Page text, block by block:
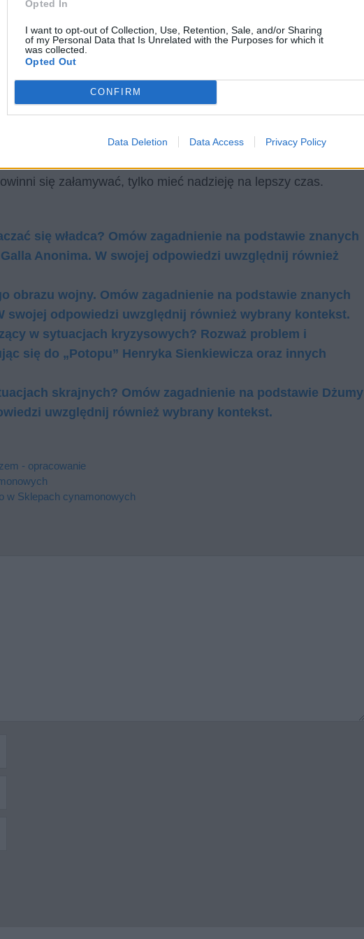
Opted In
I want to opt-out of Collection, Use, Retention, Sale, and/or Sharing
of my Personal Data that Is Unrelated with the Purposes for which it
was collected.
Opted Out
CONFIRM
Data Deletion Data Access Privacy Policy
był postacią tak kryształową i jednoznacznie
pisał swoje powieści „ku pokrzepieniu serc”, dlatego też
od zaborów Polaków, mówiąc im, że są potomkami
się załamywać, tylko mieć nadzieję na lepszy czas.
się władca? Omów zagadnienie na podstawie znanych
Anonima. W swojej odpowiedzi uwzględnij również
ob­ra­zu woj­ny. Omów za­gad­nie­nie na pod­sta­wie zna­nych
swo­jej od­po­wie­dzi uwzględ­nij rów­nież wy­bra­ny kon­tekst.
w sytuacjach kryzysowych? Rozważ problem i
się do „Potopu” Henryka Sienkiewicza oraz innych
skrajnych? Omów zagadnienie na podstawie Dżumy
uwzględnij również wybrany kontekst.
- opracowanie
w Sklepach cynamonowych